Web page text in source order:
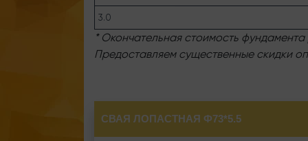
3.0
* Окончательная стоимость
Предоставляем существенные скидки
СВАЯ ЛОПАСТНАЯ Ф73*5.5